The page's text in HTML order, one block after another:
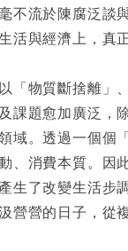
不流於陳腐泛談
活與經濟上，真
「物質斷捨離」
課題愈加廣泛，
域。透過一個個
、消費本質。因
生了改變生活步
營營的日子，從